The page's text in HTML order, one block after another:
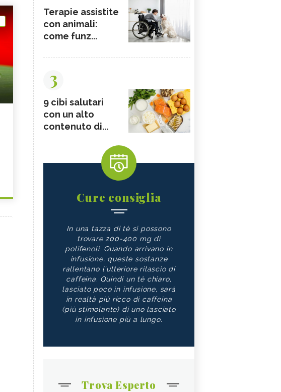
Terapie assistite
con animali:
come funz...
3
9 cibi salutari
con un alto
contenuto di...
Cure consiglia
In una tazza di tè si possono
trovare 200-400 mg di
polifenoli. Quando arrivano in
infusione, queste sostanze
rallentano l'ulteriore rilascio di
caffeina. Quindi un tè chiaro,
lasciato poco in infusione, sarà
in realtà più ricco di caffeina
(più stimolante) di uno lasciato
in infusione più a lungo.
Trova Esperto